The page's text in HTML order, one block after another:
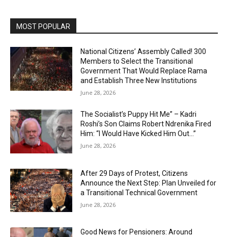
MOST POPULAR
National Citizens’ Assembly Called! 300
Members to Select the Transitional
Government That Would Replace Rama
and Establish Three New Institutions
June 28, 2026
The Socialist’s Puppy Hit Me” – Kadri
Roshi’s Son Claims Robert Ndrenika Fired
Him: “I Would Have Kicked Him Out…”
June 28, 2026
After 29 Days of Protest, Citizens
Announce the Next Step: Plan Unveiled for
a Transitional Technical Government
June 28, 2026
Good News for Pensioners: Around